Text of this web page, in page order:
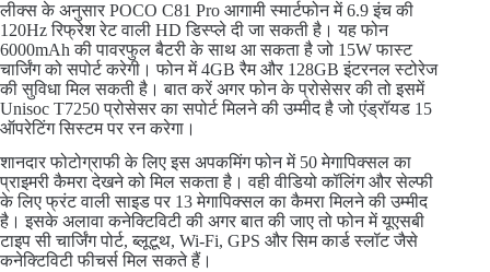
लीक्स के अनुसार POCO C81 Pro आगामी स्मार्टफोन में 6.9 इंच की
120Hz रिफ्रेश रेट वाली HD डिस्प्ले दी जा सकती है। यह फोन
6000mAh की पावरफुल बैटरी के साथ आ सकता है जो 15W फास्ट
चार्जिंग को सपोर्ट करेगी। फोन में 4GB रैम और 128GB इंटरनल स्टोरेज
की सुविधा मिल सकती है। बात करें अगर फोन के प्रोसेसर की तो इसमें
Unisoc T7250 प्रोसेसर का सपोर्ट मिलने की उम्मीद है जो एंड्रॉयड 15
ऑपरेटिंग सिस्टम पर रन करेगा।
शानदार फोटोग्राफी के लिए इस अपकमिंग फोन में 50 मेगापिक्सल का
प्राइमरी कैमरा देखने को मिल सकता है। वही वीडियो कॉलिंग और सेल्फी
के लिए फ्रंट वाली साइड पर 13 मेगापिक्सल का कैमरा मिलने की उम्मीद
है। इसके अलावा कनेक्टिविटी की अगर बात की जाए तो फोन में यूएसबी
टाइप सी चार्जिंग पोर्ट, ब्लूटूथ, Wi-Fi, GPS और सिम कार्ड स्लॉट जैसे
कनेक्टिविटी फीचर्स मिल सकते हैं।